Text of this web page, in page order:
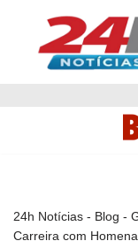
Pular
24h Notícias - Blog -
Carreira com